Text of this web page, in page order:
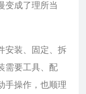
变成了理所当
安装、固定、拆
需要工具、配
手操作，也顺理